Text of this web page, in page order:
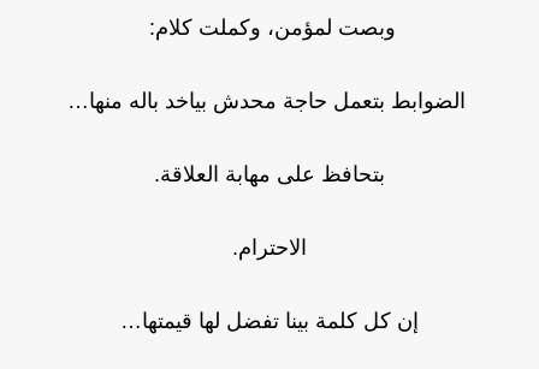
وبصت لمؤمن، وكملت كلام:
الضوابط بتعمل حاجة محدش بياخد باله منها…
بتحافظ على مهابة العلاقة.
الاحترام.
إن كل كلمة بينا تفضل لها قيمتها…